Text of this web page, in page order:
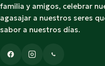
familia y amigos, celebrar
agasajar a nuestros seres
sabor a nuestros días.